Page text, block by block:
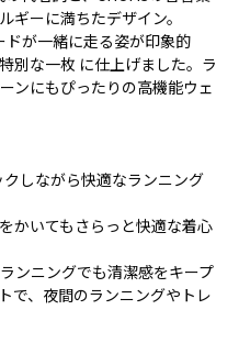
ギーに満ちたデザイン。
が一緒に走る姿が印象的
別な一枚 に仕上げました。ラ
ンにもぴったりの高機能ウェ
しながら快適なランニング
かいてもさらっと快適な着心
ンニングでも清潔感をキープ
で、夜間のランニングやトレ